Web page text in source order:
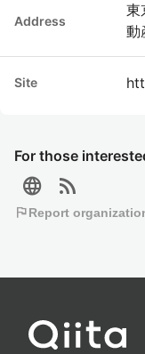
For those
language rss_feed
flagReport
Address
東
動
Site